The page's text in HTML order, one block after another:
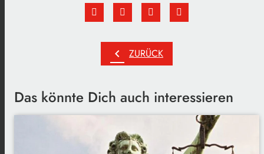
chevron_left ZURÜCK
Das könnte Dich auch interessieren